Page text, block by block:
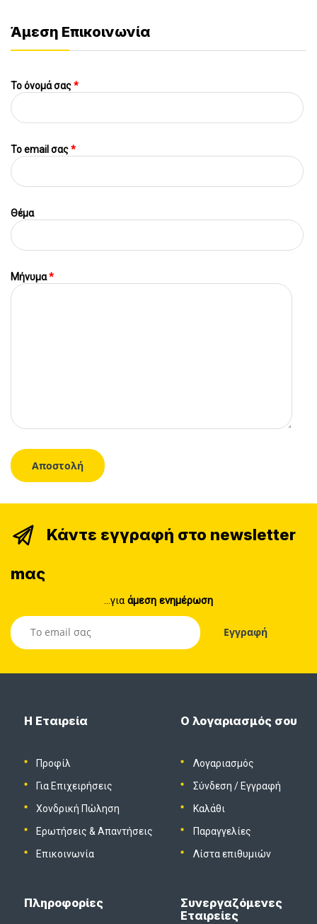
Άμεση Επικοινωνία
Το όνομά σας*
To email σας*
Θέμα
Μήνυμα*
Κάντε εγγραφή στο newsletter
mας
...για άμεση ενημέρωση
Η Εταιρεία
Προφίλ
Για Επιχειρήσεις
Χονδρική Πώληση
Ερωτήσεις & Απαντήσεις
Επικοινωνία
Ο λογαριασμός σου
Λογαριασμός
Σύνδεση / Εγγραφή
Καλάθι
Παραγγελίες
Λίστα επιθυμιών
Πληροφορίες
Συνεργαζόμενες
Εταιρείες